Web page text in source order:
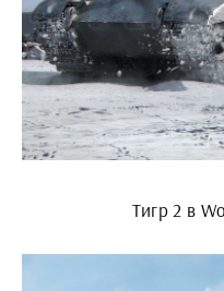
Тигр 2 в